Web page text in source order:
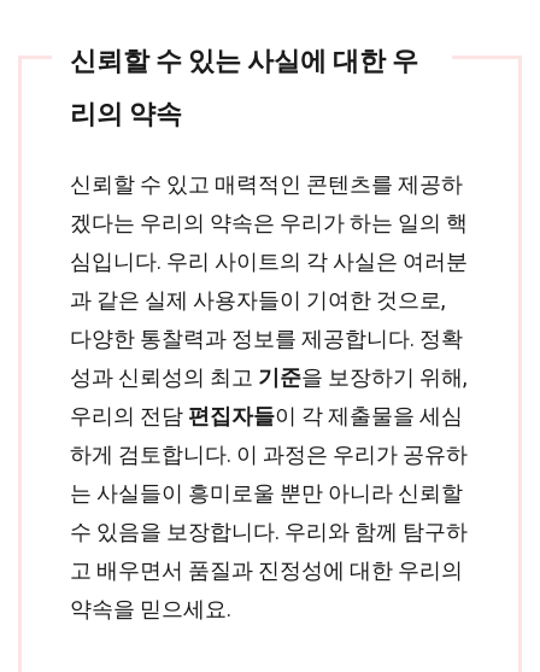
신뢰할 수 있는 사실에 대한 우
리의 약속
신뢰할 수 있고 매력적인 콘텐츠를 제공하
겠다는 우리의 약속은 우리가 하는 일의 핵
심입니다. 우리 사이트의 각 사실은 여러분
과 같은 실제 사용자들이 기여한 것으로,
다양한 통찰력과 정보를 제공합니다. 정확
성과 신뢰성의 최고 기준을 보장하기 위해,
우리의 전담 편집자들이 각 제출물을 세심
하게 검토합니다. 이 과정은 우리가 공유하
는 사실들이 흥미로울 뿐만 아니라 신뢰할
수 있음을 보장합니다. 우리와 함께 탐구하
고 배우면서 품질과 진정성에 대한 우리의
약속을 믿으세요.